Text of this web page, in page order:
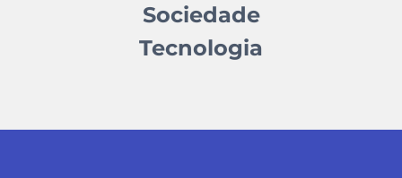
Sociedade
Tecnologia